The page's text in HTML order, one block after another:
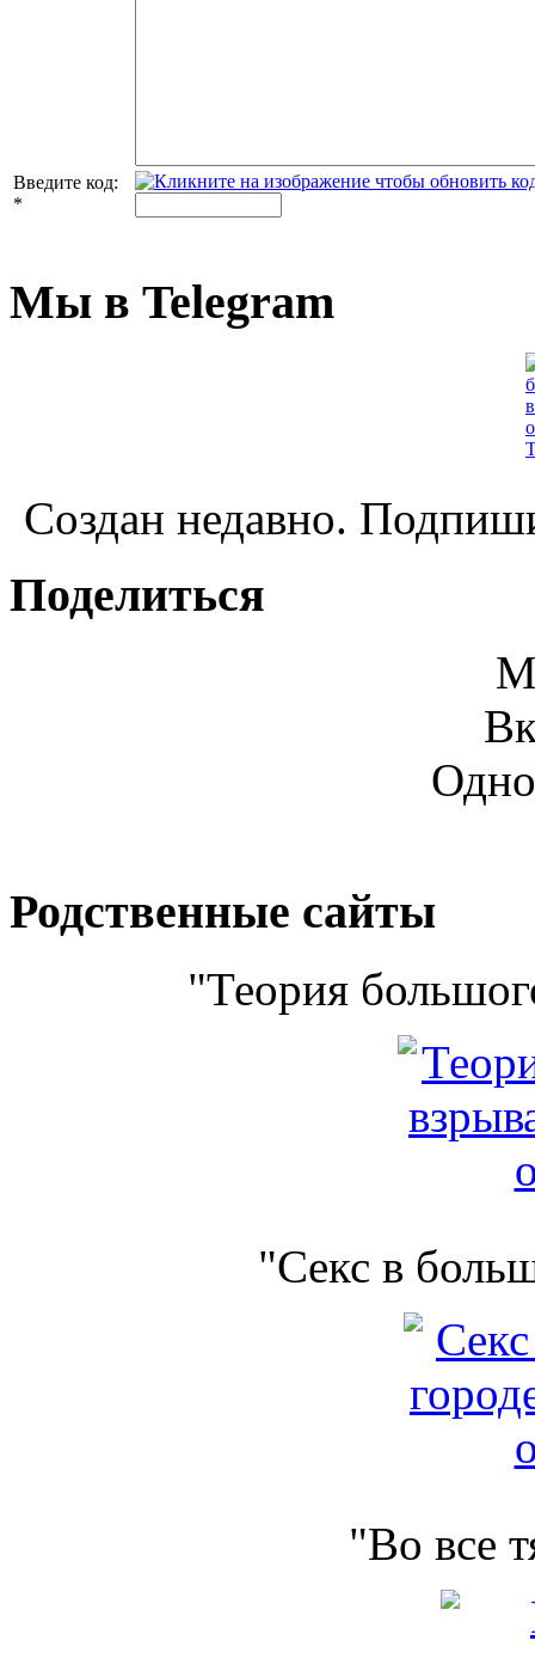
Введите код:
*
Мы в Telegram
Создан недавно.
Поделиться
Родственные сайты
"Теория
"Секс в
"Во все